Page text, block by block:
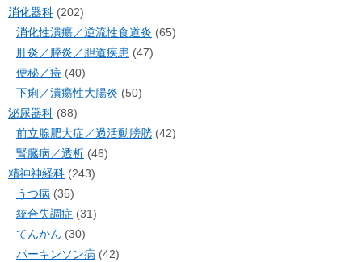
消化器科 (202)
消化性潰瘍／逆流性食道炎 (65)
肝炎／膵炎／胆道疾患 (47)
便秘／痔 (40)
下痢／潰瘍性大腸炎 (50)
泌尿器科 (88)
前立腺肥大症／過活動膀胱 (42)
腎臓病／透析 (46)
精神神経科 (243)
うつ病 (35)
統合失調症 (31)
てんかん (30)
パーキンソン病 (42)